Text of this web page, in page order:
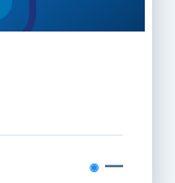
—